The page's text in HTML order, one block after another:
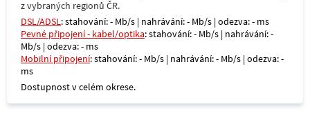
z vybraných regionů ČR.
DSL/ADSL: stahování: - Mb/s | nahrávání: - Mb/s | odezva: - ms
Pevné připojení - kabel/optika: stahování: - Mb/s | nahrávání: -
Mb/s | odezva: - ms
Mobilní připojení: stahování: - Mb/s | nahrávání: - Mb/s | odezva: -
ms
Dostupnost v celém okrese.